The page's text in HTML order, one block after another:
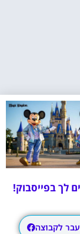
-
לך בפייסבוק!
לקבוצה